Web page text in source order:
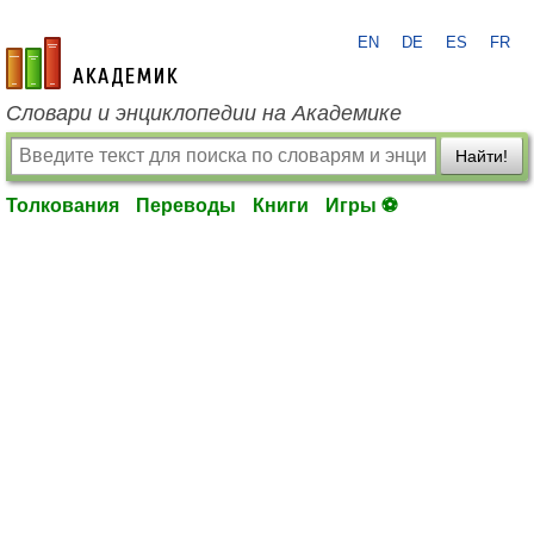
academic.ru
EN DE ES FR
Словари и энциклопедии на Академике
Найти!
Толкования Переводы Книги Игры ⚽